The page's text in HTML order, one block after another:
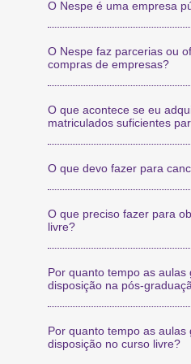
O Nespe é uma empresa
O Nespe faz parcerias ou
compras de empresas?
O que acontece se eu
matriculados suficientes
O que devo fazer para
O que preciso fazer para
livre?
Por quanto tempo as aulas
disposição na pós-
Por quanto tempo as aulas
disposição no curso livre?